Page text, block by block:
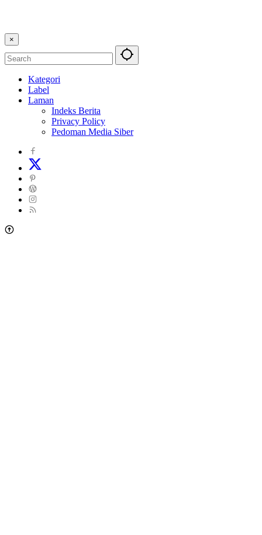
×
Kategori
Label
Laman
Indeks Berita
Privacy Policy
Pedoman Media Siber